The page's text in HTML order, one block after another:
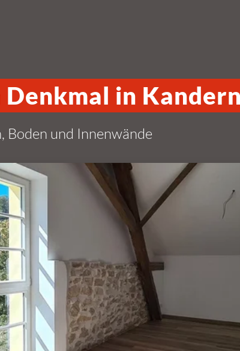
in
Boden und Innenwände